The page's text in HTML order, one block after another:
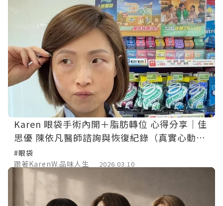
Karen 眼袋手術內開＋脂肪轉位 心得分享｜佳
思優 陳依凡醫師諮詢與恢復紀錄（真實心動分
享）
#眼袋
跟著KarenW.品味人生
2026.03.10